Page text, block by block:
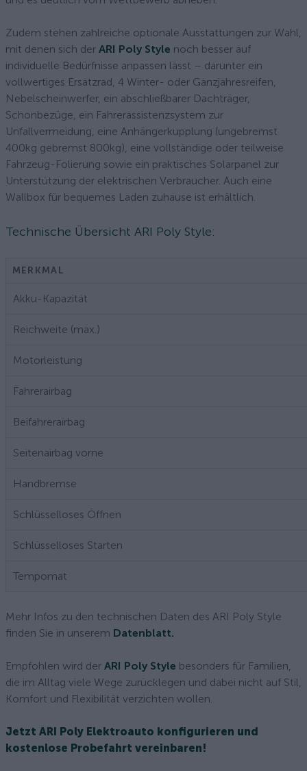
Zudem stehen zahlreiche optionale Ausstattungen zur Wahl,
mit denen sich der ARI Poly Style noch besser auf
individuelle Bedürfnisse anpassen lässt – darunter ein
vollwertiges Ersatzrad, 4 Winter- oder Ganzjahresreifen,
Nebelscheinwerfer, ein abschließbarer Dachträger,
Schonbezüge, ein Fahrerassistenzsystem zur
Unfallvermeidung, eine Anhängerkupplung (ungebremst
400kg gebremst 800kg), eine vollständige oder teilweise
Fahrzeug-Folierung sowie ein praktisches Solarpanel zur
Unterstützung der elektrischen Verbraucher. Auch eine
Wallbox für bequemes Laden zuhause ist erhältlich.
Technische Übersicht ARI Poly Style:
MERKMAL
Akku-Kapazität
Reichweite (max.)
Motorleistung
Fahrerairbag
Beifahrerairbag
Seitenairbag vorne
Handbremse
Schlüsselloses Öffnen
Schlüsselloses Starten
Tempomat
Mehr Infos zu den technischen Daten des ARI Poly Style
finden Sie in unserem Datenblatt.
Empfohlen wird der ARI Poly Style besonders für Familien,
die im Alltag viele Wege zurücklegen und dabei nicht auf Stil,
Komfort und Flexibilität verzichten wollen.
Jetzt ARI Poly Elektroauto konfigurieren und
kostenlose Probefahrt vereinbaren!